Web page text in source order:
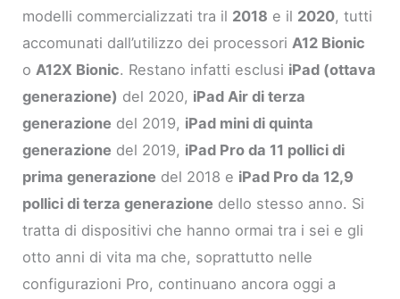
modelli commercializzati tra il 2018 e il 2020, tutti
accomunati dall’utilizzo dei processoriA12 Bionic
oA12X Bionic. Restano infatti esclusi iPad (ottava
generazione) del 2020, iPad Air di terza
generazione del 2019, iPad mini di quinta
generazione del 2019, iPad Pro da 11 pollici di
prima generazione del 2018 e iPad Pro da 12,9
pollici di terza generazione dello stesso anno. Si
tratta di dispositivi che hanno ormai tra i sei e gli
otto anni di vita ma che, soprattutto nelle
configurazioni Pro, continuano ancora oggi a